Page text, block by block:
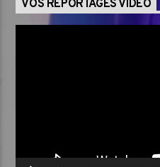
VOS REPORTAGES VIDÉO